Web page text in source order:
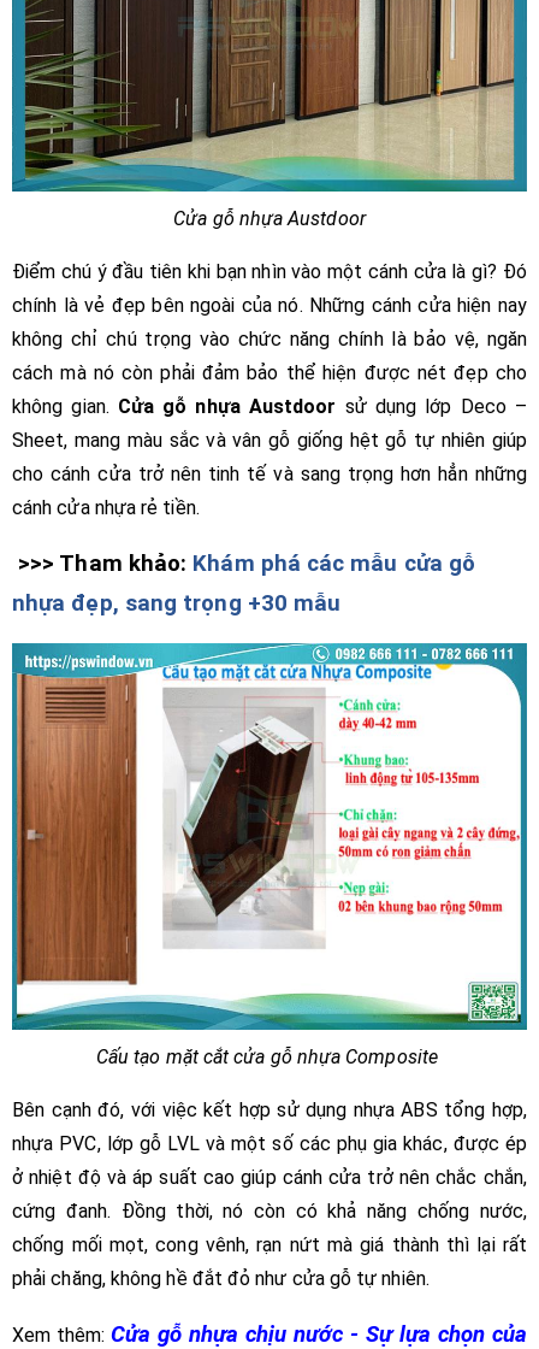
Cửa gỗ nhựa Austdoor
Điểm chú ý đầu tiên khi bạn nhìn vào một cánh cửa là gì? Đó
chính là vẻ đẹp bên ngoài của nó. Những cánh cửa hiện nay
không chỉ chú trọng vào chức năng chính là bảo vệ, ngăn
cách mà nó còn phải đảm bảo thể hiện được nét đẹp cho
không gian. Cửa gỗ nhựa Austdoor sử dụng lớp Deco –
Sheet, mang màu sắc và vân gỗ giống hệt gỗ tự nhiên giúp
cho cánh cửa trở nên tinh tế và sang trọng hơn hẳn những
cánh cửa nhựa rẻ tiền.
>>> Tham khảo: Khám phá các mẫu cửa gỗ
nhựa đẹp, sang trọng +30 mẫu
Cấu tạo mặt cắt cửa gỗ nhựa Composite
Bên cạnh đó, với việc kết hợp sử dụng nhựa ABS tổng hợp,
nhựa PVC, lớp gỗ LVL và một số các phụ gia khác, được ép
ở nhiệt độ và áp suất cao giúp cánh cửa trở nên chắc chắn,
cứng đanh. Đồng thời, nó còn có khả năng chống nước,
chống mối mọt, cong vênh, rạn nứt mà giá thành thì lại rất
phải chăng, không hề đắt đỏ như cửa gỗ tự nhiên.
Xem thêm:Cửa gỗ nhựa chịu nước - Sự lựa chọn của